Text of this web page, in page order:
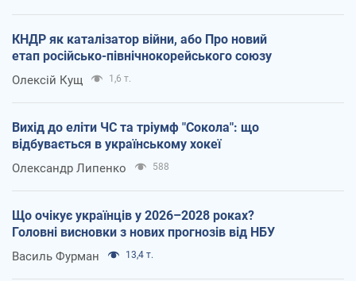
КНДР як каталізатор війни, або Про новий
етап російсько-північнокорейського союзу
Олексій Кущ 1,6 т.
Вихід до еліти ЧС та тріумф "Сокола": що
відбувається в українському хокеї
Олександр Липенко 588
Що очікує українців у 2026–2028 роках?
Головні висновки з нових прогнозів від НБУ
Василь Фурман 13,4 т.